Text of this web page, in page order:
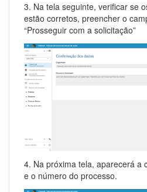
3. Na tela seguinte, verificar se
estão corretos, preencher o
“Prosseguir com a solicitação”
4. Na próxima tela, aparecerá a
e o número do processo.